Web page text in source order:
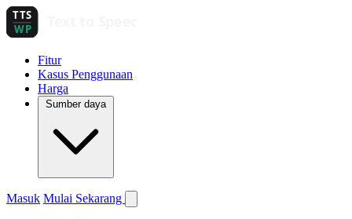
Fitur
Kasus Penggunaan
Harga
Sumber daya
Masuk Mulai Sekarang